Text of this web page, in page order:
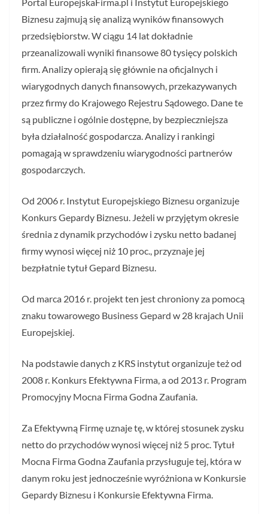
Biznesu zajmują się analizą wyników finansowych
przedsiębiorstw. W ciągu 14 lat dokładnie
przeanalizowali wyniki finansowe 80 tysięcy polskich
firm. Analizy opierają się głównie na oficjalnych i
wiarygodnych danych finansowych, przekazywanych
przez firmy do Krajowego Rejestru Sądowego. Dane te
są publiczne i ogólnie dostępne, by bezpieczniejsza
była działalność gospodarcza. Analizy i rankingi
pomagają w sprawdzeniu wiarygodności partnerów
gospodarczych.
Od 2006 r. Instytut Europejskiego Biznesu organizuje
Konkurs Gepardy Biznesu. Jeżeli w przyjętym okresie
średnia z dynamik przychodów i zysku netto badanej
firmy wynosi więcej niż 10 proc., przyznaje jej
bezpłatnie tytuł Gepard Biznesu.
Od marca 2016 r. projekt ten jest chroniony za pomocą
znaku towarowego Business Gepard w 28 krajach Unii
Europejskiej.
Na podstawie danych z KRS instytut organizuje też od
2008 r. Konkurs Efektywna Firma, a od 2013 r. Program
Promocyjny Mocna Firma Godna Zaufania.
Za Efektywną Firmę uznaje tę, w której stosunek zysku
netto do przychodów wynosi więcej niż 5 proc. Tytuł
Mocna Firma Godna Zaufania przysługuje tej, która w
danym roku jest jednocześnie wyróżniona w Konkursie
Gepardy Biznesu i Konkursie Efektywna Firma.